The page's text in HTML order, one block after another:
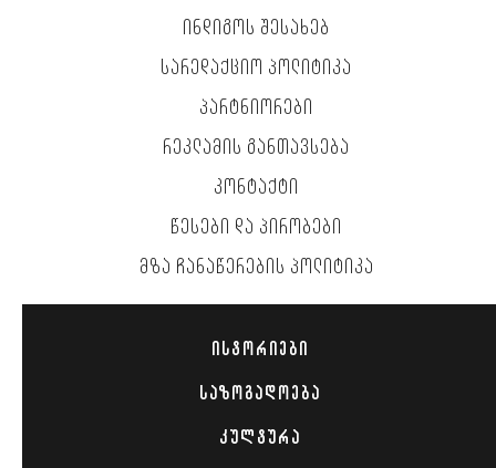
ᲘᲜᲓᲘᲒᲝᲡ ᲨᲔᲡᲐᲮᲔᲑ
ᲡᲐᲠᲔᲓᲐᲥᲪᲘᲝ ᲞᲝᲚᲘᲢᲘᲙᲐ
ᲞᲐᲠᲢᲜᲘᲝᲠᲔᲑᲘ
ᲠᲔᲙᲚᲐᲛᲘᲡ ᲒᲐᲜᲗᲐᲕᲡᲔᲑᲐ
ᲙᲝᲜᲢᲐᲥᲢᲘ
ᲬᲔᲡᲔᲑᲘ ᲓᲐ ᲞᲘᲠᲝᲑᲔᲑᲘ
ᲛᲖᲐ ᲩᲐᲜᲐᲬᲔᲠᲔᲑᲘᲡ ᲞᲝᲚᲘᲢᲘᲙᲐ
ᲘᲡᲢᲝᲠᲘᲔᲑᲘ
ᲡᲐᲖᲝᲒᲐᲓᲝᲔᲑᲐ
ᲙᲣᲚᲢᲣᲠᲐ